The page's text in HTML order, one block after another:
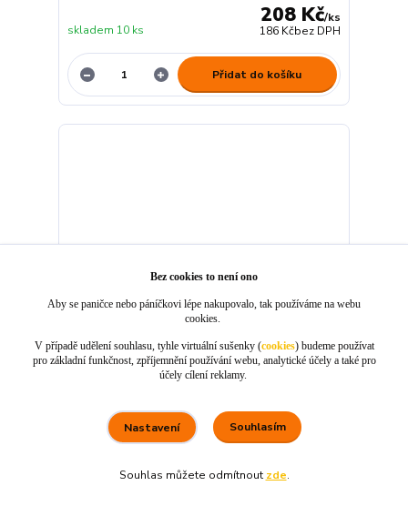
208 Kč/ks
186 Kčbez DPH
skladem 10 ks
Přidat do košíku
Pochoutka Kuřecí s treskou roláda měkká 80g
55 Kč
Bez cookies to není ono
Aby se paničce nebo páníčkovi lépe nakupovalo, tak používáme na webu
cookies.
V případě udělení souhlasu, tyhle virtuální sušenky (cookies) budeme používat
pro základní funkčnost, zpříjemnění používání webu, analytické účely a také pro
účely cílení reklamy.
Nastavení Souhlasím
Souhlas můžete odmítnout zde.
5. srpna
100 %★★★★★